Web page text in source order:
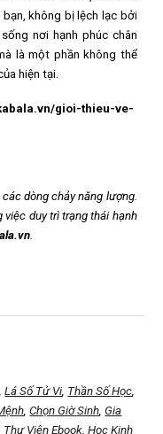
không bị lệch lạc bởi
nơi hạnh phúc chân
là một phần không thể
hiện tại.
gioi-thieu-ve-
dòng chảy năng lượng.
việc duy trì trạng thái hạnh
.
,Lá Số Tử Vi, Thần Số Học,
,Chọn Giờ Sinh,Gia
Thư Viện Ebook,Học Kinh